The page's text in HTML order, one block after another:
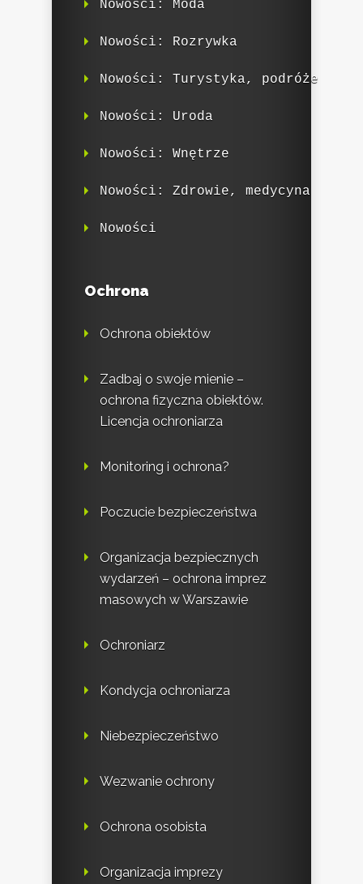
Nowości: Moda
Nowości: Rozrywka
Nowości: Turystyka, podróże
Nowości: Uroda
Nowości: Wnętrze
Nowości: Zdrowie, medycyna
Nowości
Ochrona
Ochrona obiektów
Zadbaj o swoje mienie –
ochrona fizyczna obiektów.
Licencja ochroniarza
Monitoring i ochrona?
Poczucie bezpieczeństwa
Organizacja bezpiecznych
wydarzeń – ochrona imprez
masowych w Warszawie
Ochroniarz
Kondycja ochroniarza
Niebezpieczeństwo
Wezwanie ochrony
Ochrona osobista
Organizacja imprezy